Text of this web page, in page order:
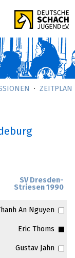
ZEITPLAN
SV Dresden-
Striesen 1990
Thanh An Nguyen
Eric Thoms
Gustav Jahn